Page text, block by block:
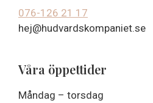
076-126 21 17
hej@hudvardskompaniet.se
Våra öppettider
Måndag – torsdag